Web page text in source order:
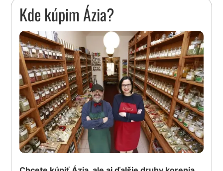
Kde kúpim Ázia?